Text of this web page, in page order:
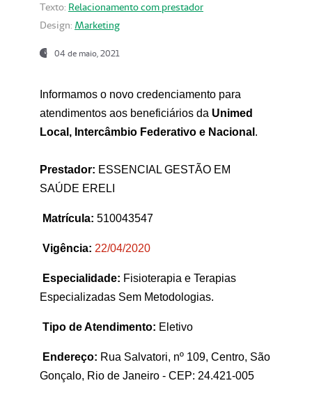
Texto: Relacionamento com prestador
Design: Marketing
04 de maio, 2021
Informamos o novo credenciamento para
atendimentos aos beneficiários da Unimed
Local, Intercâmbio Federativo e Nacional .
Prestador: ESSENCIAL GESTÃO EM
SAÚDE ERELI
Matrícula: 510043547
Vigência: 22/04/2020
Especialidade: Fisioterapia e Terapias
Especializadas Sem Metodologias.
Tipo de Atendimento: Eletivo
Endereço: Rua Salvatori, nº 109, Centro, São
Gonçalo, Rio de Janeiro - CEP: 24.421-005